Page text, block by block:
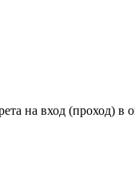
на вход (проход)